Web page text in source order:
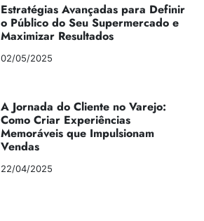
Estratégias Avançadas para Definir
o Público do Seu Supermercado e
Maximizar Resultados
02/05/2025
A Jornada do Cliente no Varejo:
Como Criar Experiências
Memoráveis que Impulsionam
Vendas
22/04/2025